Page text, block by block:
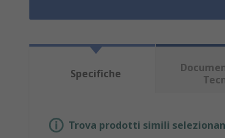
Specifiche
Trova prodotti simili